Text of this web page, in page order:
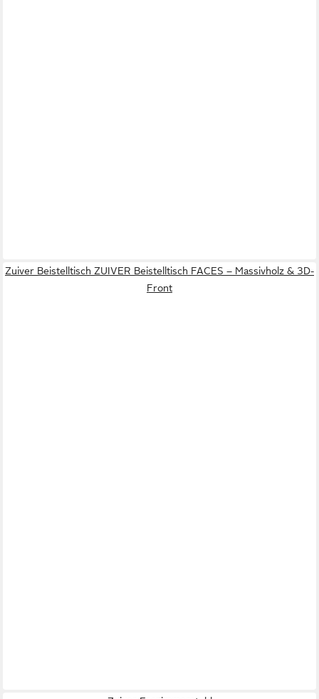
Zuiver Beistelltisch ZUIVER Beistelltisch FACES – Massivholz & 3D-
Front